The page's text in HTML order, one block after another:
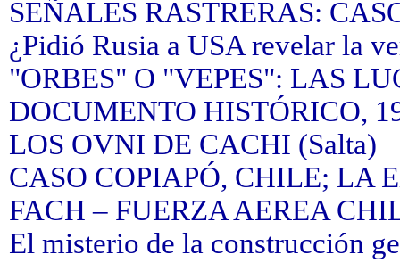
SEÑALES RASTRERAS:
¿Pidió Rusia a USA revelar la
"ORBES" O "VEPES": LAS
DOCUMENTO HISTÓRICO,
LOS OVNI DE CACHI (Salta)
CASO COPIAPÓ, CHILE; LA
FACH – FUERZA AEREA
El misterio de la construcción